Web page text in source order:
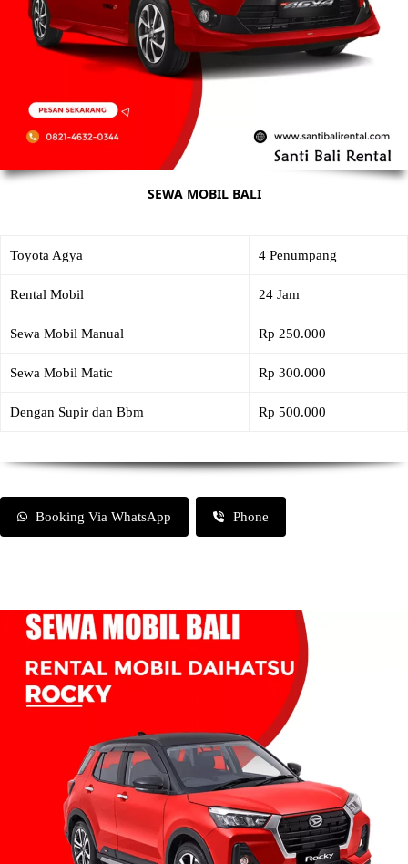
SEWA MOBIL BALI
Toyota Agya 4 Penumpang
Rental Mobil 24 Jam
Sewa Mobil Manual Rp 250.000
Sewa Mobil Matic Rp 300.000
Dengan Supir dan Bbm Rp 500.000
Booking Via WhatsApp Phone